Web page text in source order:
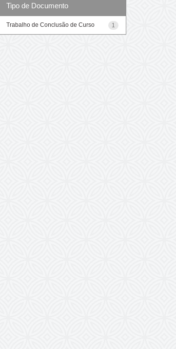
Tipo de Documento
1
Trabalho de Conclusão de Curso